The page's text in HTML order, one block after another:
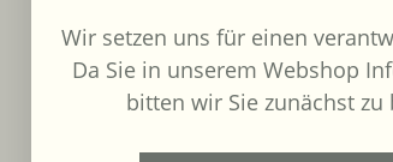
Wir setzen uns für einen
Da Sie in unserem Webshop
bitten wir Sie zunächst zu